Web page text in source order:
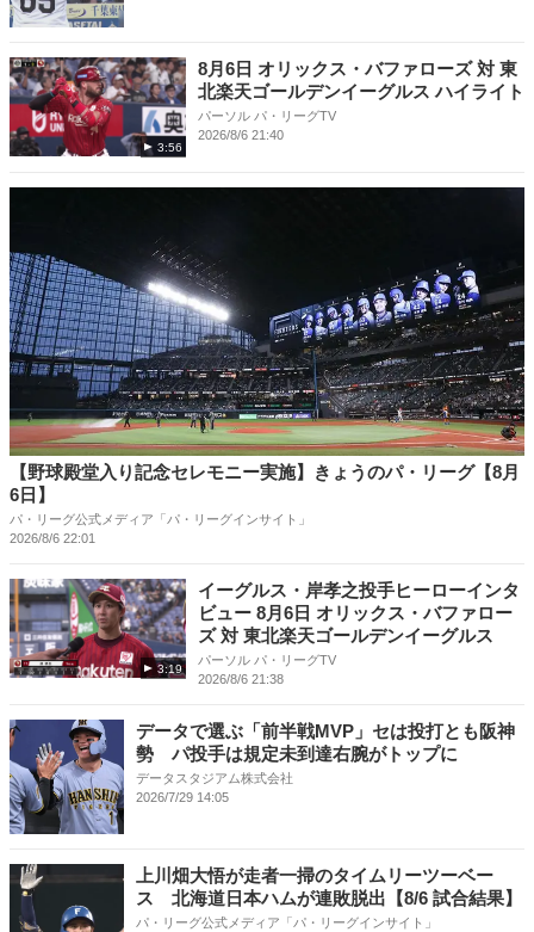
3:56
8月6日 オリックス・バファローズ 対 東
北楽天ゴールデンイーグルス ハイライト
パーソル パ・リーグTV
2026/8/6 21:40
【野球殿堂入り記念セレモニー実施】きょうのパ・リーグ【8月
6日】
パ・リーグ公式メディア「パ・リーグインサイト」
2026/8/6 22:01
3:19
イーグルス・岸孝之投手ヒーローインタ
ビュー 8月6日 オリックス・バファロー
ズ 対 東北楽天ゴールデンイーグルス
パーソル パ・リーグTV
2026/8/6 21:38
データで選ぶ「前半戦MVP」セは投打とも阪神
勢 パ投手は規定未到達右腕がトップに
データスタジアム株式会社
2026/7/29 14:05
上川畑大悟が走者一掃のタイムリーツーベー
ス 北海道日本ハムが連敗脱出【8/6 試合結果】
パ・リーグ公式メディア「パ・リーグインサイト」